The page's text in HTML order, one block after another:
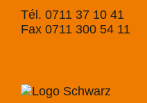
Tél. 0711 37 10 41
Fax 0711 300 54 11